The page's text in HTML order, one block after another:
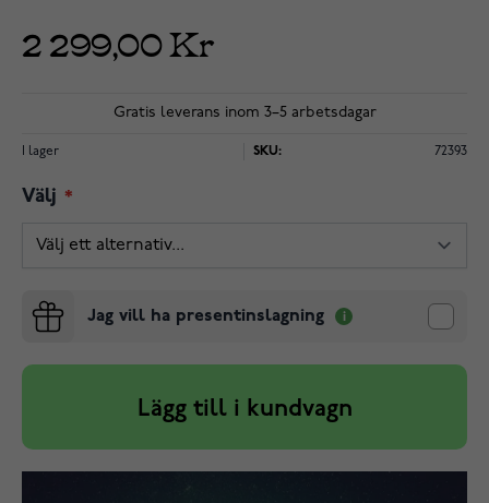
2 299,00 Kr
Gratis leverans inom 3–5 arbetsdagar
I lager SKU: 72393
Välj
Jag vill ha presentinslagning
Lägg till i kundvagn